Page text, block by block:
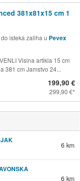
381x81x15 cm 1
isteka zaliha u Pevex
Visina artikla 15 cm
381 cm Jamstvo 24...
199,90 €
299,90 €
6 km
6 km